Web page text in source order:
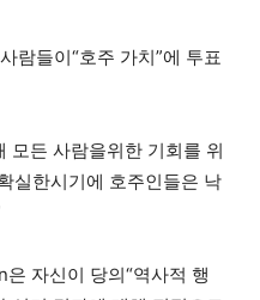
람들이“호주 가치”에 투표
모든 사람을위한 기회를 위
실한시기에 호주인들은 낙
자신이 당의“역사적 행